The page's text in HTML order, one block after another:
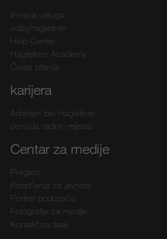
Izvrsna usluga
edibyhagleitner
Help Center
Hagleitner Academy
Česta pitanja
karijera
Arbeiten bei Hagleitner
ponuda radnih mjesta
Centar za medije
Pregled
Priopćenja za javnost
Portret poduzeća
Fotografije za medije
Kontakt za tisak